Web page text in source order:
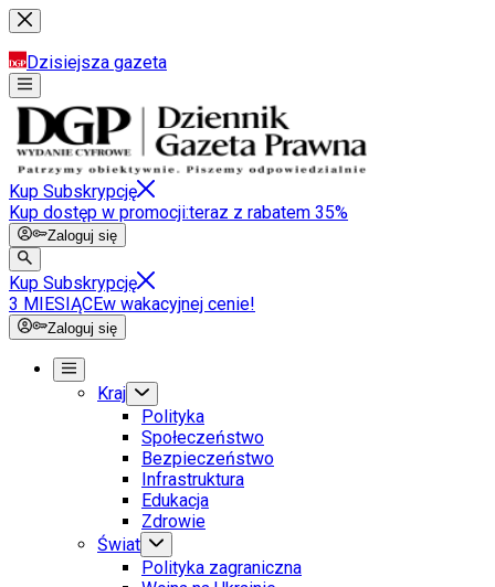
Dzisiejsza gazeta
Kup Subskrypcję
Kup dostęp w promocji:teraz z rabatem 35%
Zaloguj się
Kup Subskrypcję
3 MIESIĄCEw wakacyjnej cenie!
Zaloguj się
Kraj
Polityka
Społeczeństwo
Bezpieczeństwo
Infrastruktura
Edukacja
Zdrowie
Świat
Polityka zagraniczna